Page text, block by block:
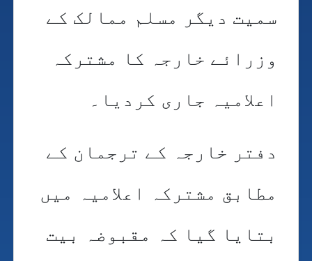
سمیت دیگر مسلم ممالک کے
وزرائے خارجہ کا مشترکہ
اعلامیہ جاری کردیا۔
دفتر خارجہ کے ترجمان کے
مطابق مشترکہ اعلامیہ میں
بتایا گیا کہ مقبوضہ بیت